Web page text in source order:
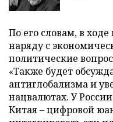
По его словам, в
наряду с
политические
«Также будет
антиглобализма и
нацвалютах. У
Китая – цифровой